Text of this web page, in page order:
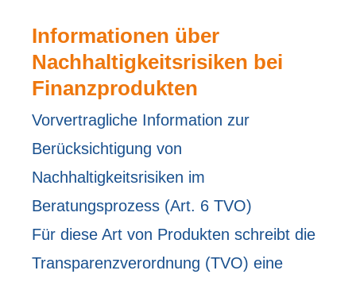
Informationen über
Nachhaltigkeitsrisiken bei
Finanzprodukten
Vorvertragliche Information zur
Berücksichtigung von
Nachhaltigkeitsrisiken im
Beratungsprozess (Art. 6 TVO)
Für diese Art von Produkten schreibt die
Transparenzverordnung (TVO) eine